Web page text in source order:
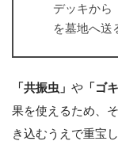
デッキから
を墓地へ送
「共振虫」 や 「ゴ
果を使えるため、
き込むうえで重宝し